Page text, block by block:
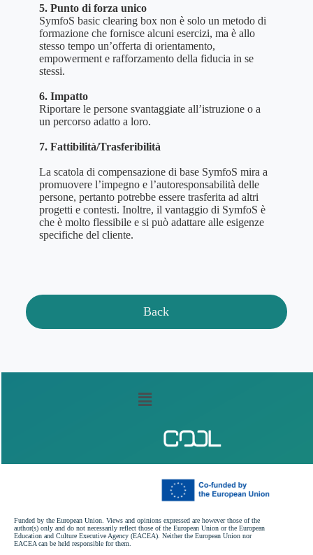
5. Punto di forza unico
SymfoS basic clearing box non è solo un metodo di
formazione che fornisce alcuni esercizi, ma è allo
stesso tempo un’offerta di orientamento,
empowerment e rafforzamento della fiducia in se
stessi.
6. Impatto
Riportare le persone svantaggiate all’istruzione o a
un percorso adatto a loro.
7. Fattibilità/Trasferibilità
La scatola di compensazione di base SymfoS mira a
promuovere l’impegno e l’autoresponsabilità delle
persone, pertanto potrebbe essere trasferita ad altri
progetti e contesti. Inoltre, il vantaggio di SymfoS è
che è molto flessibile e si può adattare alle esigenze
specifiche del cliente.
Back
Funded by the European Union. Views and opinions expressed are however those of the
author(s) only and do not necessarily reflect those of the European Union or the European
Education and Culture Executive Agency (EACEA). Neither the European Union nor
EACEA can be held responsible for them.